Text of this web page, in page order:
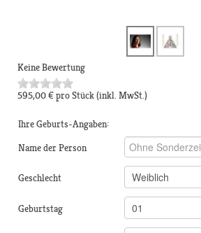
Keine Bewertung
595,00 €pro Stück(inkl. MwSt.)
Ihre Geburts-Angaben:
Name der Person
Geschlecht
Geburtstag